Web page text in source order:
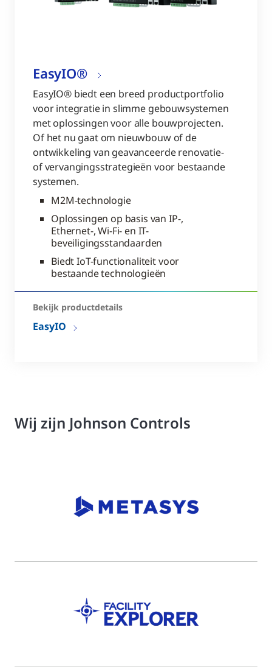
EasyIO®
EasyIO® biedt een breed productportfolio
voor integratie in slimme gebouwsystemen
met oplossingen voor alle bouwprojecten.
Of het nu gaat om nieuwbouw of de
ontwikkeling van geavanceerde renovatie-
of vervangingsstrategieën voor bestaande
systemen.
M2M-technologie
Oplossingen op basis van IP-,
Ethernet-, Wi-Fi- en IT-
beveiligingsstandaarden
Biedt IoT-functionaliteit voor
bestaande technologieën
Bekijk productdetails
EasyIO
Wij zijn Johnson Controls